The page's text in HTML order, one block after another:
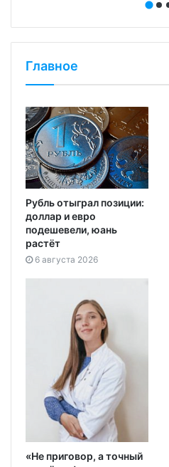
Главное
Рубль отыграл позиции:
доллар и евро
подешевели, юань
растёт
6 августа 2026
«Не приговор, а точный